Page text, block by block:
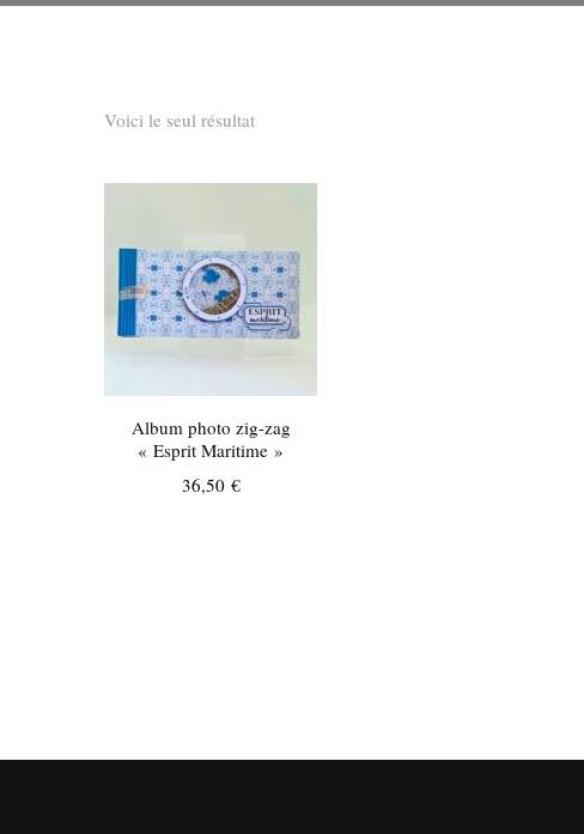
Voici le seul résultat
Album photo zig-zag
« Esprit Maritime »
36,50 €